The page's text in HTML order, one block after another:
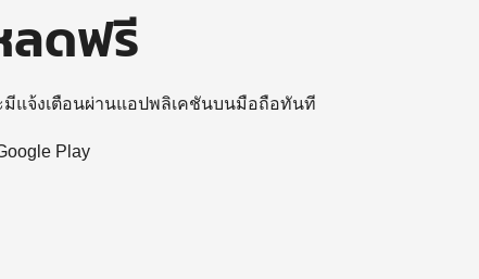
ลดฟรี
แจ้งเตือนผ่านแอปพลิเคชันบนมือถือทันที
Play